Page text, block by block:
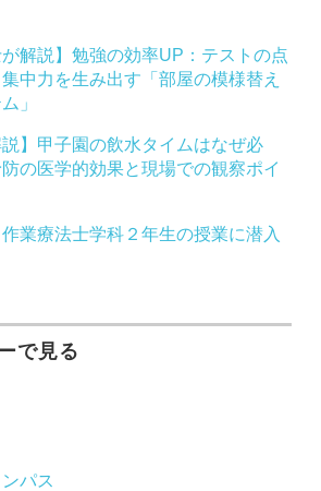
が解説】勉強の効率UP：テストの点
中力を生み出す「部屋の模様替え
」
説】甲子園の飲水タイムはなぜ必
の医学的効果と現場での観察ポイ
作業療法士学科２年生の授業に潜入
で見る
パス